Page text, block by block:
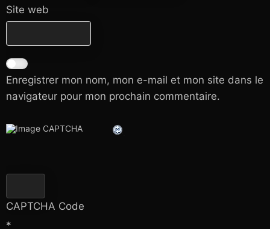
Site web
Enregistrer mon nom, mon e-mail et mon site dans le
navigateur pour mon prochain commentaire.
CAPTCHA Code
*